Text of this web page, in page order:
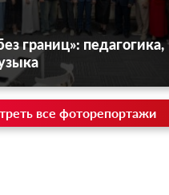
границ»: педагогика,
все фоторепортажи